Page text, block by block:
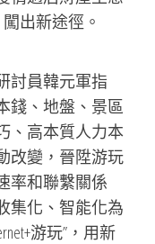
出新途徑。
員韓元軍指
錢、地盤、景區
、高本質人力本
改變，晉陞游玩
率和聯繫關係
集化、智能化為
游玩”，用新